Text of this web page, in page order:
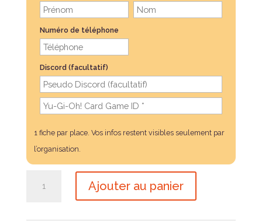
Numéro de téléphone
Discord (facultatif)
1 fiche par place. Vos infos restent visibles seulement par
l’organisation.
Ajouter au panier